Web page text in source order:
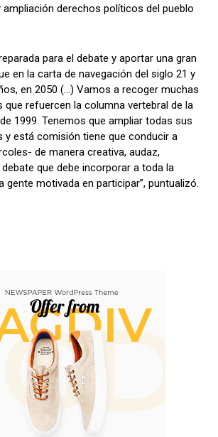
derechos políticos del pueblo
para el debate y aportar una gran
en la carta de navegación del siglo 21 y
en 2050 (…) Vamos a recoger muchas
que refuercen la columna vertebral de la
1999. Tenemos que ampliar todas sus
y está comisión tiene que conducir a
de manera creativa, audaz,
que debe incorporar a toda la
gente motivada en participar”, puntualizó.